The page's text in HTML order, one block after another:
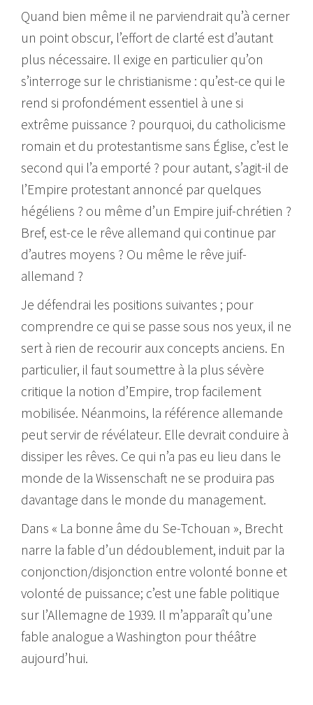
Quand bien même il ne parviendrait qu’à cerner
un point obscur, l’effort de clarté est d’autant
plus nécessaire. Il exige en particulier qu’on
s’interroge sur le christianisme : qu’est-ce qui le
rend si profondément essentiel à une si
extrême puissance ? pourquoi, du catholicisme
romain et du protestantisme sans Église, c’est le
second qui l’a emporté ? pour autant, s’agit-il de
l’Empire protestant annoncé par quelques
hégéliens ? ou même d’un Empire juif-chrétien ?
Bref, est-ce le rêve allemand qui continue par
d’autres moyens ? Ou même le rêve juif-
allemand ?
Je défendrai les positions suivantes ; pour
comprendre ce qui se passe sous nos yeux, il ne
sert à rien de recourir aux concepts anciens. En
particulier, il faut soumettre à la plus sévère
critique la notion d’Empire, trop facilement
mobilisée. Néanmoins, la référence allemande
peut servir de révélateur. Elle devrait conduire à
dissiper les rêves. Ce qui n’a pas eu lieu dans le
monde de la Wissenschaft ne se produira pas
davantage dans le monde du management.
Dans « La bonne âme du Se-Tchouan », Brecht
narre la fable d’un dédoublement, induit par la
conjonction/disjonction entre volonté bonne et
volonté de puissance; c’est une fable politique
sur l’Allemagne de 1939. Il m’apparaît qu’une
fable analogue a Washington pour théâtre
aujourd’hui.